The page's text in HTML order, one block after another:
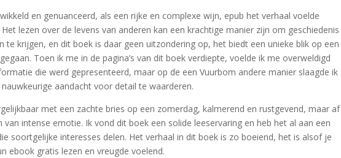
en genuanceerd, als een rijke en complexe wijn, epub het verhaal voelde
lezen over de levens van anderen kan een krachtige manier zijn om geschiedenis
te krijgen, en dit boek is daar geen uitzondering op, het biedt een unieke blik op een
Toen ik me in de pagina’s van dit boek verdiepte, voelde ik me overweldigd
die werd gepresenteerd, maar op de een Vuurbom andere manier slaagde ik
aandacht voor detail te waarderen.
met een zachte bries op een zomerdag, kalmerend en rustgevend, maar af
intense emotie. Ik vond dit boek een solide leeservaring en heb het al aan een
soortgelijke interesses delen. Het verhaal in dit boek is zo boeiend, het is alsof je
ebook gratis lezen en vreugde voelend.